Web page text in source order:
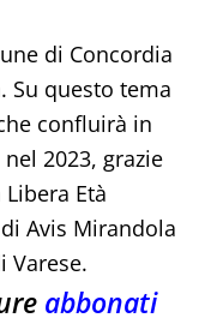
di Concordia
Su questo tema
confluirà in
2023, grazie
Età
Avis Mirandola
Varese.
abbonati